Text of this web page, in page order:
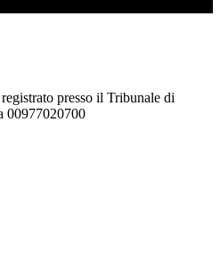
presso il Tribunale di
00977020700